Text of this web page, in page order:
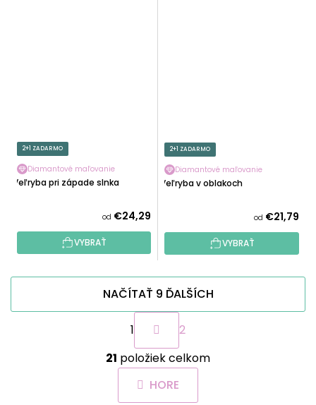
2+1 ZADARMO
Diamantové maľovanie
Veľryba pri západe slnka
od €24,29
VYBRAŤ
2+1 ZADARMO
Diamantové maľovanie
Veľryba v oblakoch
od €21,79
VYBRAŤ
O
v
l
á
NAČÍTAŤ 9 ĎALŠÍCH
S
t
r
á
n
k
o
1
2
21 položiek celkom
HORE